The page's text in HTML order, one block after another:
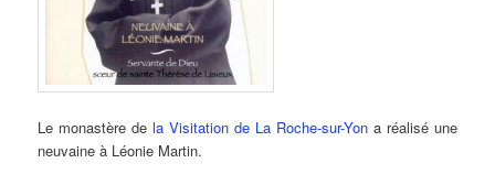
Le monastère dela Visitation de La Roche-sur-Yon a réalisé une
neuvaine à Léonie Martin.